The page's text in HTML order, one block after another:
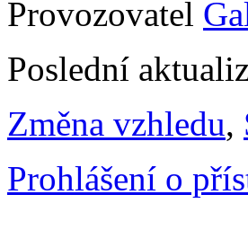
Provozovatel
Poslední
Změna vzhledu,
Prohlášení o